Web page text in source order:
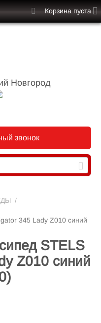
Новгород
звонок
Корзина пуста
/
345 Lady Z010 синий
STELS
Z010 синий